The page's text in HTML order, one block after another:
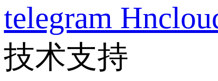
telegram
技术支持